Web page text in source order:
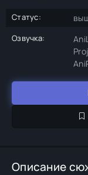
Статус:
Озвучка:
Описание